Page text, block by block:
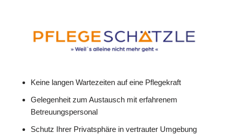
Keine langen Wartezeiten auf eine Pflegekraft
Gelegenheit zum Austausch mit erfahrenem
Betreuungspersonal
Schutz Ihrer Privatsphäre in vertrauter Umgebung